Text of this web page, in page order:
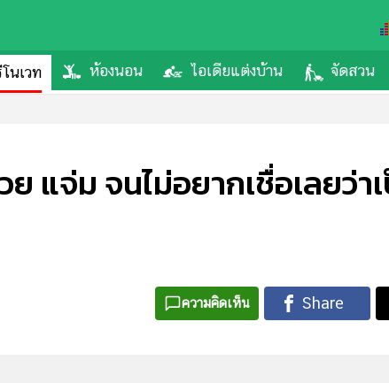
นเวท ห้องนอน ไอเดียแต่งบ้าน จัดสวน
แจ่ม จนไม่อยากเชื่อเลยว่า
ความคิดเห็น